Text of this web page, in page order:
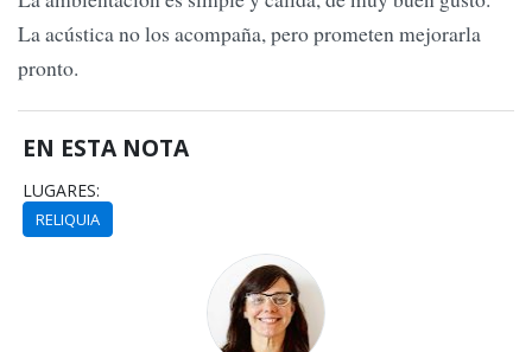
La acústica no los acompaña, pero prometen mejorarla
pronto.
EN ESTA NOTA
LUGARES:
RELIQUIA